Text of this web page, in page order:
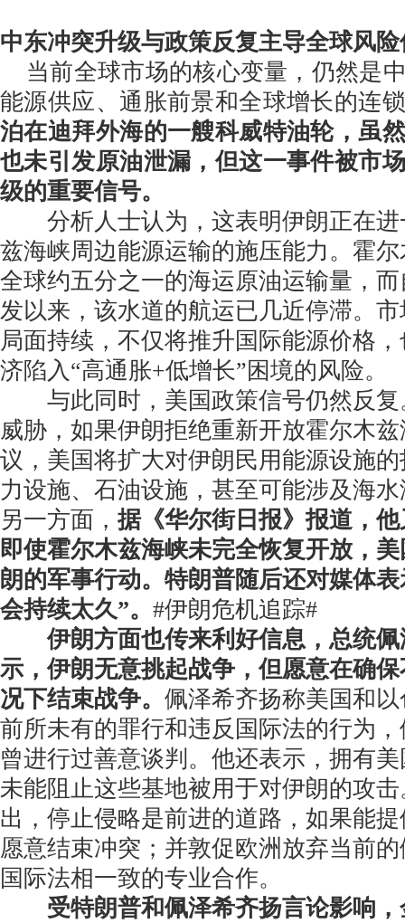
中东冲突升级与政策反复主导全球风
当前全球市场的核心变量，仍然是
能源供应、通胀前景和全球增长的连
泊在迪拜外海的一艘科威特油轮，虽
也未引发原油泄漏，但这一事件被市
级的重要信号。
分析人士认为，这表明伊朗正在进
兹海峡周边能源运输的施压能力。霍
全球约五分之一的海运原油运输量，
发以来，该水道的航运已几近停滞。
局面持续，不仅将推升国际能源价格
济陷入“高通胀+低增长”困境的风险。
与此同时，美国政策信号仍然反复
威胁，如果伊朗拒绝重新开放霍尔木
议，美国将扩大对伊朗民用能源设施
力设施、石油设施，甚至可能涉及海
另一方面， 据《华尔街日报》报道，
即使霍尔木兹海峡未完全恢复开放，
朗的军事行动。特朗普随后还对媒体
会持续太久”。 #伊朗危机追踪#
伊朗方面也传来利好信息，总统
示，伊朗无意挑起战争，但愿意在确
况下结束战争。 佩泽希齐扬称美国和
前所未有的罪行和违反国际法的行为
曾进行过善意谈判。他还表示，拥有
未能阻止这些基地被用于对伊朗的攻
出，停止侵略是前进的道路，如果能
愿意结束冲突；并敦促欧洲放弃当前
国际法相一致的专业合作。
受特朗普和佩泽希齐扬言论影响